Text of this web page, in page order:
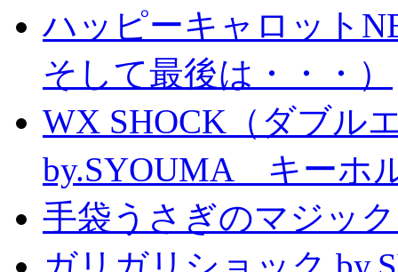
ハッピーキャロット
そして最後は・・・）
WX SHOCK（ダブル
by.SYOUMA キーホ
手袋うさぎのマジッ